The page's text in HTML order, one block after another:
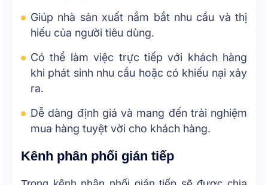
Giúp nhà sản xuất nắm bắt nhu cầu và thị
hiếu của người tiêu dùng.
Có thể làm việc trực tiếp với khách hàng
khi phát sinh nhu cầu hoặc có khiếu nại xảy
ra.
Dễ dàng định giá và mang đến trải nghiệm
mua hàng tuyệt vời cho khách hàng.
Kênh phân phối gián tiếp